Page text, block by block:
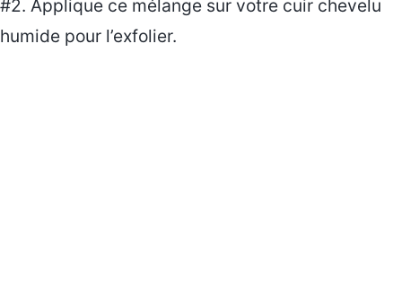
#2. Applique ce mélange sur votre cuir chevelu
humide pour l’exfolier.